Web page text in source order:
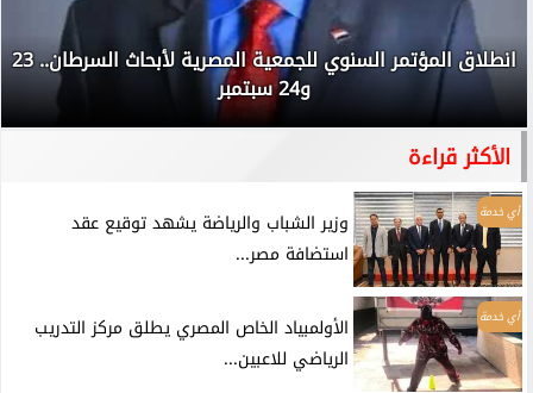
انطلاق المؤتمر السنوي للجمعية المصرية لأبحاث السرطان.. 23
و24 سبتمبر
الأكثر قراءة
أي خدمة
وزير الشباب والرياضة يشهد توقيع عقد
استضافة مصر...
أي خدمة
الأولمبياد الخاص المصري يطلق مركز التدريب
الرياضي للاعبين...